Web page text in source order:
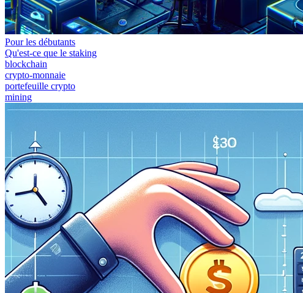
Pour les débutants
Qu'est-ce que le staking
blockchain
crypto-monnaie
portefeuille crypto
mining